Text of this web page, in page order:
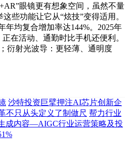
眼镜更有想象空间，虽然不量
些功能让它从“炫技”变得适用。
年均复合增加率达144%。2025年
在活动、通勤时比手机还便利。
衍射光波导：更轻薄、通明度
沙特投资巨擘押注AI芯片创新企
不只从头定义了制做尺 帮力行业
成内容—AIGC行业运营策略及投